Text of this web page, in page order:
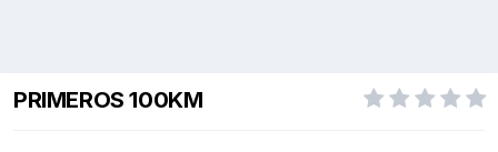
PRIMEROS 100KM